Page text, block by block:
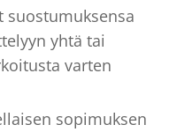
suostumuksensa
yhtä tai
varten
sopimuksen